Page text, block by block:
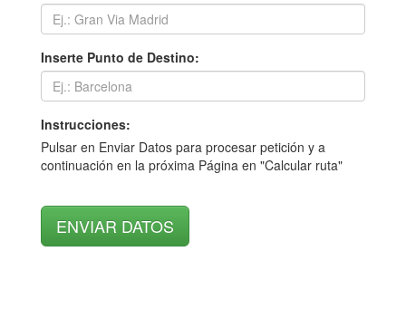
Inserte Punto de Destino:
Instrucciones:
Pulsar en Enviar Datos para procesar petición y a
continuación en la próxima Página en "Calcular ruta"